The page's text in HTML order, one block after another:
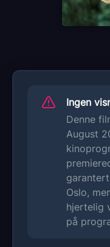
Ingen
Denne
August
Oslo,
hjertelig
på